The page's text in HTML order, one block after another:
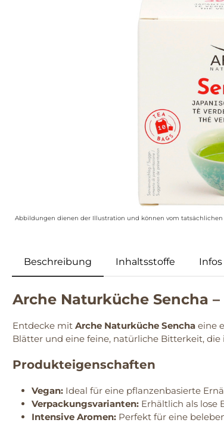
Abbildungen dienen der Illustration und können vom
Beschreibung Inhaltsstoffe
Arche Naturküche Sencha
Entdecke mit Arche Naturküche Sencha eine
Blätter und eine feine, natürliche Bitterkeit,
Produkteigenschaften
Vegan: Ideal für eine pflanzenbasierte
Verpackungsvarianten: Erhältlich als lose
Intensive Aromen: Perfekt für eine